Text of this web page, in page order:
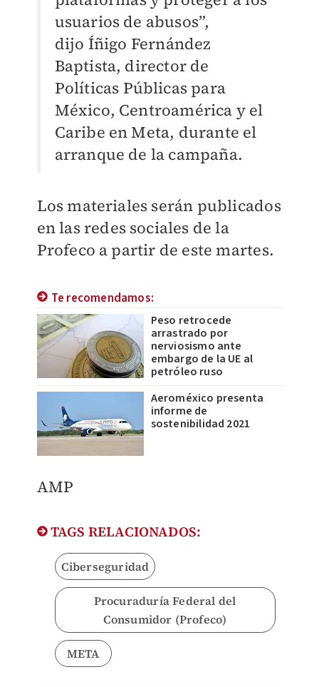
usuarios de abusos”,
dijo Íñigo Fernández
Baptista, director de
Políticas Públicas para
México, Centroamérica y el
Caribe en Meta, durante el
arranque de la campaña.
Los materiales serán publicados
en las redes sociales de la
Profeco a partir de este martes.
Te recomendamos:
Peso retrocede
arrastrado por
nerviosismo ante
embargo de la UE al
petróleo ruso
Aeroméxico presenta
informe de
sostenibilidad 2021
AMP
TAGS RELACIONADOS:
Ciberseguridad
Procuraduría Federal del
Consumidor (Profeco)
META